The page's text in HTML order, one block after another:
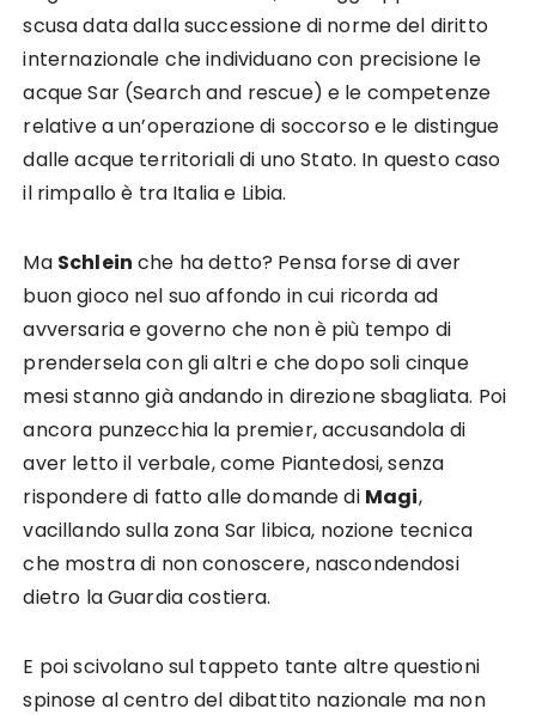
scusa data dalla successione di norme del diritto
internazionale che individuano con precisione le
acque Sar (Search and rescue) e le competenze
relative a un’operazione di soccorso e le distingue
dalle acque territoriali di uno Stato. In questo caso
il rimpallo è tra Italia e Libia.
Ma Schlein che ha detto? Pensa forse di aver
buon gioco nel suo affondo in cui ricorda ad
avversaria e governo che non è più tempo di
prendersela con gli altri e che dopo soli cinque
mesi stanno già andando in direzione sbagliata. Poi
ancora punzecchia la premier, accusandola di
aver letto il verbale, come Piantedosi, senza
rispondere di fatto alle domande di Magi,
vacillando sulla zona Sar libica, nozione tecnica
che mostra di non conoscere, nascondendosi
dietro la Guardia costiera.
E poi scivolano sul tappeto tante altre questioni
spinose al centro del dibattito nazionale ma non